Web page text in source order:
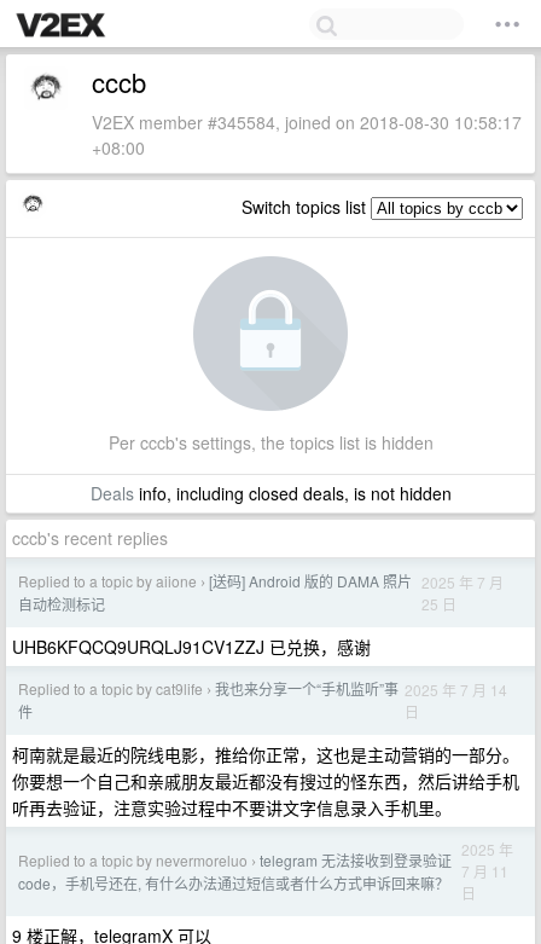
cccb
V2EX member #345584, joined on 2018-08-30 10:58:17
+08:00
Switch topics list
Per cccb's settings, the topics list is hidden
Dealsinfo, including closed deals, is not hidden
cccb's recent replies
Replied to a topic by aiione › [送码] Android 版的 DAMA 照片
自动检测标记
2025 年 7 月
25 日
UHB6KFQCQ9URQLJ91CV1ZZJ 已兑换，感谢
Replied to a topic by cat9life › 我也来分享一个“手机监听”事
件
2025 年 7 月 14
日
柯南就是最近的院线电影，推给你正常，这也是主动营销的一部分。
你要想一个自己和亲戚朋友最近都没有搜过的怪东西，然后讲给手机
听再去验证，注意实验过程中不要讲文字信息录入手机里。
Replied to a topic by nevermoreluo › telegram 无法接收到登录验证
code，手机号还在, 有什么办法通过短信或者什么方式申诉回来嘛？
2025 年
7 月 11
日
9 楼正解，telegramX 可以